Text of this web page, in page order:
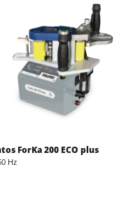
tupís
de 5 operaciones
de cantos
banda larga y de cantos
y lijadoras de cepillos
y escuadradoras
regruesadoras
tupís
de cantos
ForKa 200 ECO plus
Hz